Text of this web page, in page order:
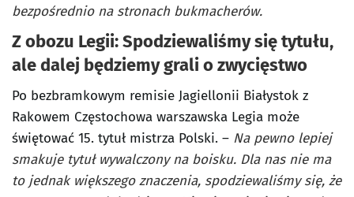
bezpośrednio na stronach bukmacherów.
Z obozu Legii: Spodziewaliśmy się tytułu,
ale dalej będziemy grali o zwycięstwo
Po bezbramkowym remisie Jagiellonii Białystok z
Rakowem Częstochowa warszawska Legia może
świętować 15. tytuł mistrza Polski. – Na pewno lepiej
smakuje tytuł wywalczony na boisku. Dla nas nie ma
to jednak większego znaczenia, spodziewaliśmy się, że